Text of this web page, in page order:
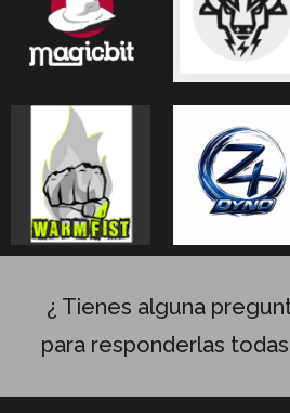
¿ Tienes alguna
para responderlas